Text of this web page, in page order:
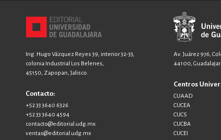
Ing. Hugo Vázquez Reyes 39, interior 32-33,
colonia Industrial Los Belenes,
45150, Zapopan, Jalisco.
Contacto:
+52 33 3640 6326
+52 33 3640 4594
contacto@editorial.udg.mx
ventas@editorial.udg.mx
Av. Juárez 976,
44100,
Centros
CUAAD
CUCEA
CUCS
CUCBA
CUCEI